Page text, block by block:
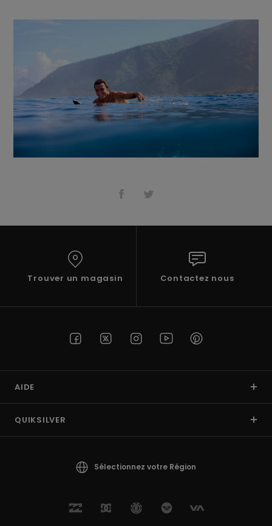
Trouver un magasin Contactez nous
AIDE
QUIKSILVER
Sélectionnez votre Région